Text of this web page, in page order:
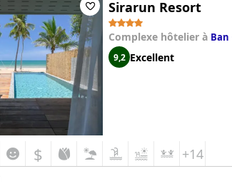
Sirarun Resort
Complexe hôtelier à
9,2 Excellent
$ +14